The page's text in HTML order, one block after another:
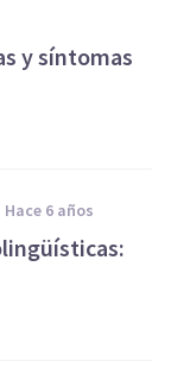
y síntomas
hace 6 años